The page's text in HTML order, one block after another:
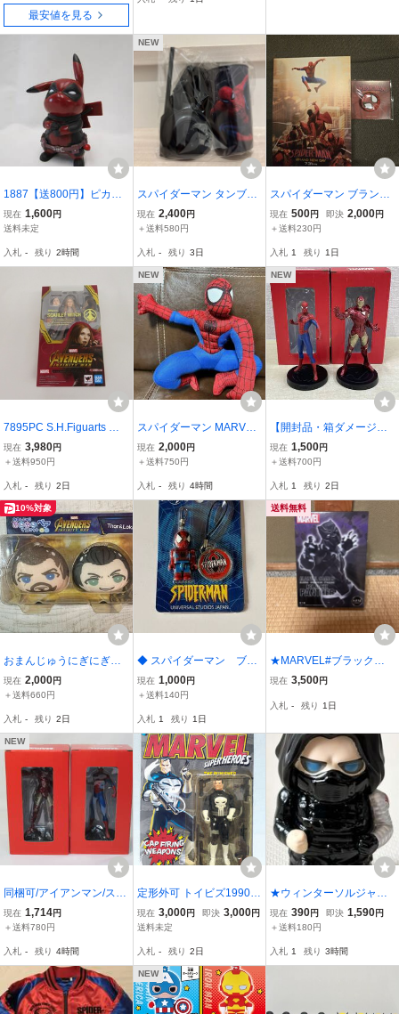
最安値を見る
トムホランド MARVEL
1887【送800円】ピカチ
ュウ × デットプール コラ
ボ商品 フィギュア サイズ
現在 1,600円
送料未定
入札 - 残り 2時間
NEW
スパイダーマン タンブラ
ー ストロー付き カップ M
ARVEL
現在 2,400円
＋送料580円
入札 - 残り 3日
スパイダーマン ブランド
ニューデイ 8月1日 映
画入場者限定特典バッ
ル ピンバッジ ポストカ
ードおまけ付き！
現在 500円 即決 2,000円
＋送料230円
入札 1 残り 1日
7895PC S.H.Figuarts マ
ーベル スカーレット・ウ
ィッチ アベンジャーズ イ
フィギュア◆SHフィギュ
アーツ MARVEL
現在 3,980円
＋送料950円
入札 - 残り 2日
NEW
スパイダーマン MARVEL
ポージング ぬいぐるみ 約
20cm ポーズ
現在 2,000円
＋送料750円
入札 - 残り 4時間
NEW
【開封品・箱ダメージ有
り】：スパイダーマン/ア
イアンマン 週刊 マーベ
特典フィギュアのみ(2026
0803)
現在 1,500円
＋送料700円
入札 1 残り 2日
10%対象
おまんじゅうにぎにぎペ
アマスコット AVENGER
S INFINITY WAR Thor&L
現在 2,000円
＋送料660円
入札 - 残り 2日
◆ スパイダーマン ブロ
ックフィギュアストラッ
プ フィギュア キーホ
ニバーサルスタジオ キー
チェーン
現在 1,000円
＋送料140円
入札 1 残り 1日
送料無料
★MARVEL#ブラックパ
ンサーフィギュア/新品#
現在 3,500円
入札 - 残り 1日
NEW
同梱可/アイアンマン/スパ
イダーマン/フィギュア/マ
ーベル・ファクト・ファ
ティーニ/2点セット/非売
品/未使用品/
現在 1,714円
＋送料780円
入札 - 残り 4時間
定形外可 トイビズ1990年
旧版 5″MARVEL SUPER
HEROES パニッシャー T
スーパーヒーローズ*TOY
BIZ アベンジャーズMCU
現在 3,000円 即決 3,000円
送料未定
入札 - 残り 2日
★ウィンターソルジャー
ソフビパペットマスコッ
ト MARVEL マーベル バ
ソフビフィギュア 中古
現在 390円 即決 1,590円
＋送料180円
入札 1 残り 3時間
NEW